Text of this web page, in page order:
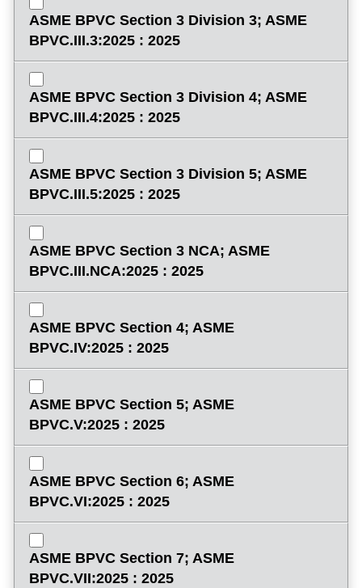
ASME BPVC Section 3 Division 3; ASME
BPVC.III.3:2025 : 2025
ASME BPVC Section 3 Division 4; ASME
BPVC.III.4:2025 : 2025
ASME BPVC Section 3 Division 5; ASME
BPVC.III.5:2025 : 2025
ASME BPVC Section 3 NCA; ASME
BPVC.III.NCA:2025 : 2025
ASME BPVC Section 4; ASME
BPVC.IV:2025 : 2025
ASME BPVC Section 5; ASME
BPVC.V:2025 : 2025
ASME BPVC Section 6; ASME
BPVC.VI:2025 : 2025
ASME BPVC Section 7; ASME
BPVC.VII:2025 : 2025